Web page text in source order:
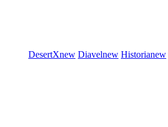
DesertXnew Diavelnew Historianew